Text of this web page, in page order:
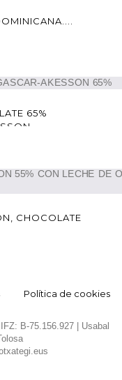
65%
CHOCOLATE
Política de cookies
B-75.156.927 | Usabal